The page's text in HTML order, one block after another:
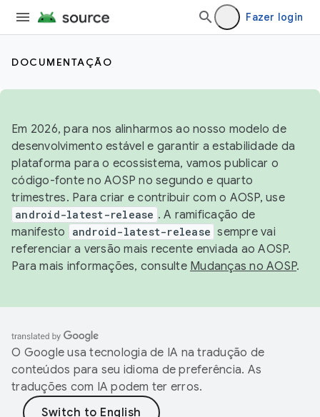
Fazer login
DOCUMENTAÇÃO
Em 2026, para nos alinharmos ao nosso modelo de
desenvolvimento estável e garantir a estabilidade da
plataforma para o ecossistema, vamos publicar o
código-fonte no AOSP no segundo e quarto
trimestres. Para criar e contribuir com o AOSP, use
android-latest-release . A ramificação de
manifesto
android-latest-release sempre vai
referenciar a versão mais recente enviada ao AOSP.
Para mais informações, consulte Mudanças no AOSP.
O Google usa tecnologia de IA na tradução de
conteúdos para seu idioma de preferência. As
traduções com IA podem ter erros.